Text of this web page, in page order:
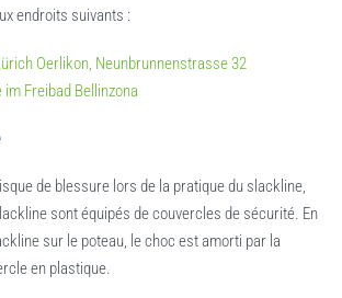
endroits suivants :
Oerlikon, Neunbrunnenstrasse 32
Freibad Bellinzona
de blessure lors de la pratique du slackline,
sont équipés de couvercles de sécurité. En
sur le poteau, le choc est amorti par la
en plastique.